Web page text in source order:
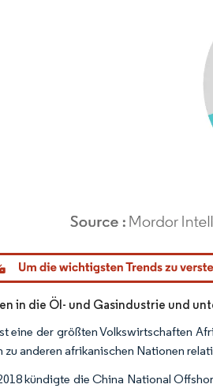
Intelligence. Wiederverwendung erfordert
in die Öl- und Gasindustrie und
eine der größten Volkswirtschaften
zu anderen afrikanischen Nationen
kündigte die China National